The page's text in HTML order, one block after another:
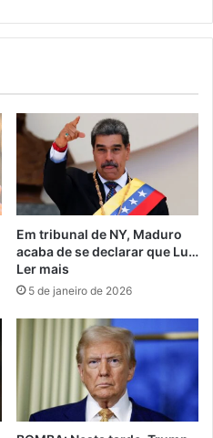
Em tribunal de NY, Maduro
acaba de se declarar que Lu…
Ler mais
5 de janeiro de 2026